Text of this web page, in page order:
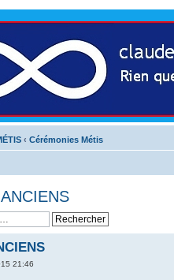
‹ Cérémonies Métis
21:46